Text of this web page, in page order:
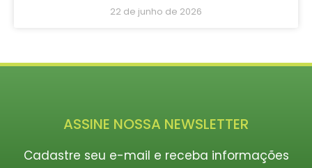
22 de junho de 2026
ASSINE NOSSA NEWSLETTER
Cadastre seu e-mail e receba informações